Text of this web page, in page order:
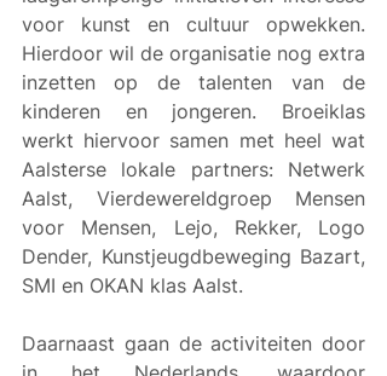
voor kunst en cultuur opwekken.
Hierdoor wil de organisatie nog extra
inzetten op de talenten van de
kinderen en jongeren. Broeiklas
werkt hiervoor samen met heel wat
Aalsterse lokale partners: Netwerk
Aalst, Vierdewereldgroep Mensen
voor Mensen, Lejo, Rekker, Logo
Dender, Kunstjeugdbeweging Bazart,
SMI en OKAN klas Aalst.
Daarnaast gaan de activiteiten door